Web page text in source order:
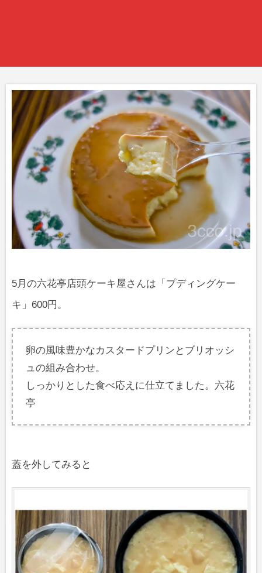
5月の六花亭店頭ケーキ屋さんは「プディングケー
キ」600円。
卵の風味豊かなカスタードプリンとブリオッシ
ュの組み合わせ。
しっかりとした食べ応えに仕立てました。六花
亭
蓋を外してみると